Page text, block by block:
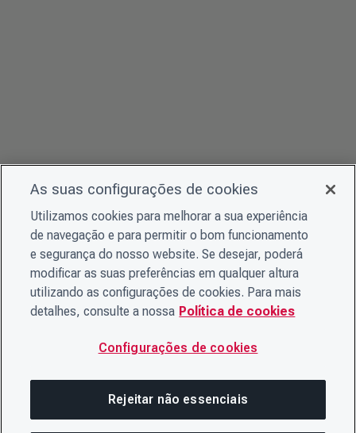
As suas configurações de cookies
Utilizamos cookies para melhorar a sua experiência
de navegação e para permitir o bom funcionamento
e segurança do nosso website. Se desejar, poderá
modificar as suas preferências em qualquer altura
utilizando as configurações de cookies. Para mais
detalhes, consulte a nossa Política de cookies
Configurações de cookies
Rejeitar não essenciais